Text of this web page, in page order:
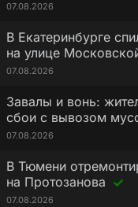
07.08.2026
В Екатеринбурге
на улице
07.08.2026
Завалы и вонь:
сбои с вывозом
07.08.2026
В Тюмени
на Протозанова
07.08.2026